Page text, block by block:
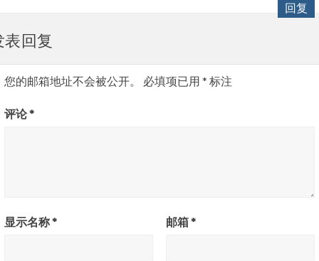
回复
表回复
您的邮箱地址不会被公开。 必填项已用 * 标注
评论*
显示名称* 邮箱*